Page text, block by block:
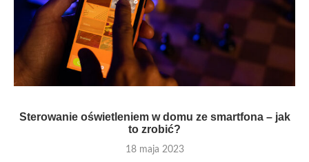
Sterowanie oświetleniem w domu ze smartfona – jak
to zrobić?
18 maja 2023